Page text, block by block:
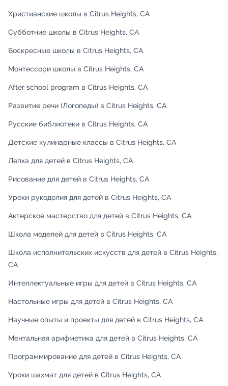
Христианские школы в Citrus Heights, CA
Субботние школы в Citrus Heights, CA
Воскресные школы в Citrus Heights, CA
Монтессори школы в Citrus Heights, CA
After school program в Citrus Heights, CA
Развитие речи (Логопеды) в Citrus Heights, CA
Русские библиотеки в Citrus Heights, CA
Детские кулинарные классы в Citrus Heights, CA
Лепка для детей в Citrus Heights, CA
Рисование для детей в Citrus Heights, CA
Уроки рукоделия для детей в Citrus Heights, CA
Актерское мастерство для детей в Citrus Heights, CA
Школа моделей для детей в Citrus Heights, CA
Школа исполнительских искусств для детей в Citrus Heights,
CA
Интеллектуальные игры для детей в Citrus Heights, CA
Настольные игры для детей в Citrus Heights, CA
Научные опыты и проекты для детей в Citrus Heights, CA
Ментальная арифметика для детей в Citrus Heights, CA
Программирование для детей в Citrus Heights, CA
Уроки шахмат для детей в Citrus Heights, CA